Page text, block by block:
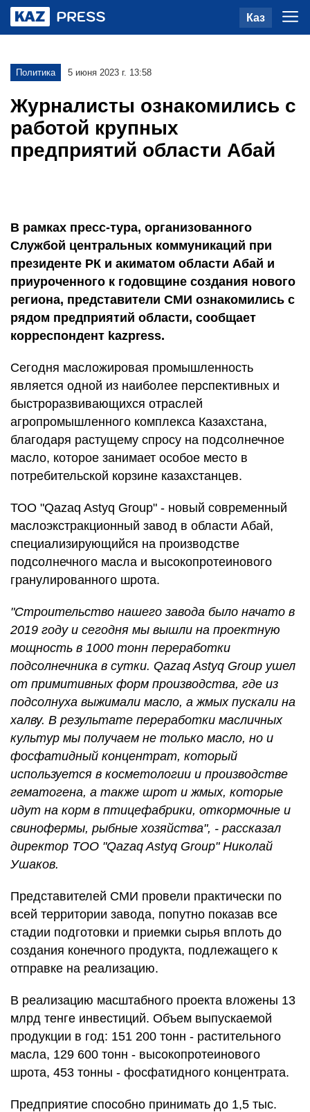
Каз
Политика 5 июня 2023 г. 13:58
Журналисты ознакомились с
работой крупных
предприятий области Абай
В рамках пресс-тура, организованного
Службой центральных коммуникаций при
президенте РК и акиматом области Абай и
приуроченного к годовщине создания нового
региона, представители СМИ ознакомились с
рядом предприятий области, сообщает
корреспондент kazpress.
Сегодня масложировая промышленность
является одной из наиболее перспективных и
быстроразвивающихся отраслей
агропромышленного комплекса Казахстана,
благодаря растущему спросу на подсолнечное
масло, которое занимает особое место в
потребительской корзине казахстанцев.
ТОО "Qazaq Astyq Group" - новый современный
маслоэкстракционный завод в области Абай,
специализирующийся на производстве
подсолнечного масла и высокопротеинового
гранулированного шрота.
"Строительство нашего завода было начато в
2019 году и сегодня мы вышли на проектную
мощность в 1000 тонн переработки
подсолнечника в сутки. Qazaq Astyq Group ушел
от примитивных форм производства, где из
подсолнуха выжимали масло, а жмых пускали на
халву. В результате переработки масличных
культур мы получаем не только масло, но и
фосфатидный концентрат, который
используется в косметологии и производстве
гематогена, а также шрот и жмых, которые
идут на корм в птицефабрики, откормочные и
свинофермы, рыбные хозяйства", - рассказал
директор ТОО "Qazaq Astyq Group" Николай
Ушаков.
Представителей СМИ провели практически по
всей территории завода, попутно показав все
стадии подготовки и приемки сырья вплоть до
создания конечного продукта, подлежащего к
отправке на реализацию.
В реализацию масштабного проекта вложены 13
млрд тенге инвестиций. Объем выпускаемой
продукции в год: 151 200 тонн - растительного
масла, 129 600 тонн - высокопротеинового
шрота, 453 тонны - фосфатидного концентрата.
Предприятие способно принимать до 1,5 тыс.